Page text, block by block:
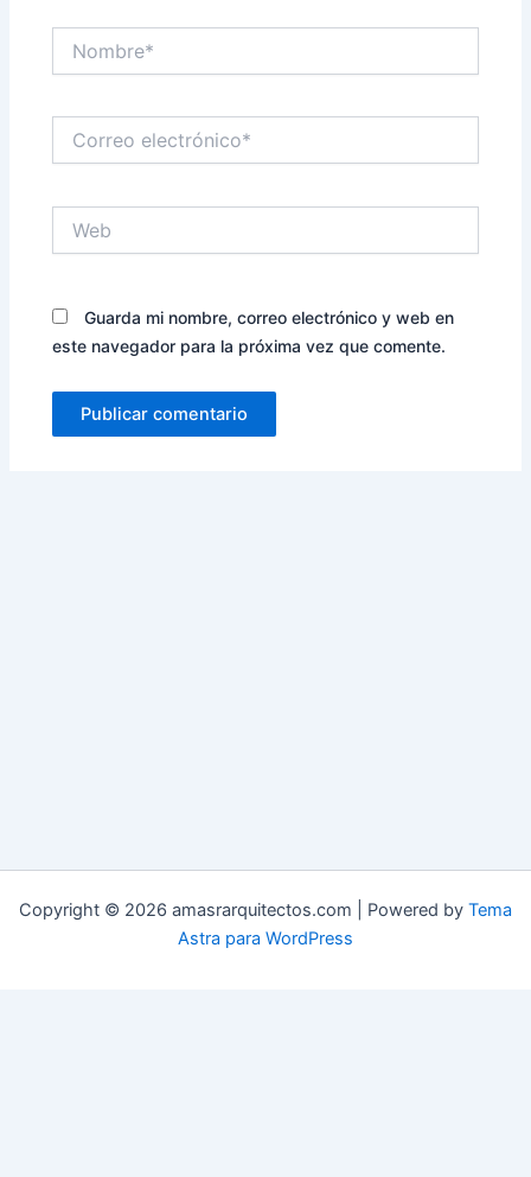
electrónico*
Guarda mi nombre, correo electrónico y web en
este navegador para la próxima vez que comente.
Copyright © 2026 amasrarquitectos.com | Powered by Tema
Astra para WordPress